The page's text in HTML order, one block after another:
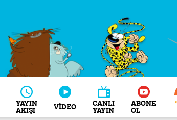
YAYIN
AKIŞI VİDEO CANLI
YAYIN
ABONE
OL